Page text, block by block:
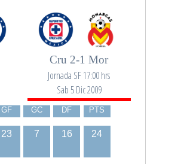
Cru 2-1 Mor
Jornada SF 17:00 hrs
Sab 5 Dic 2009
GF GC DF PTS
23 7 16 24